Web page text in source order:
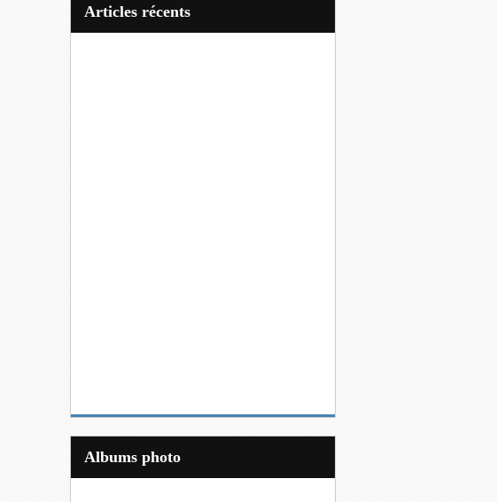
articles récents
Albums photo